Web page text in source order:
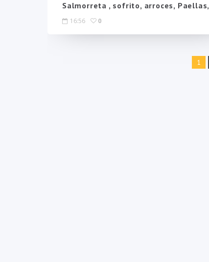
Salmorreta , sofrito, arroces, Paellas,
16:56 0
1